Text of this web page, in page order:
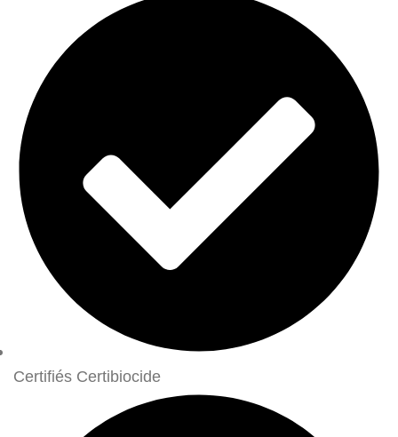
Certifiés Certibiocide